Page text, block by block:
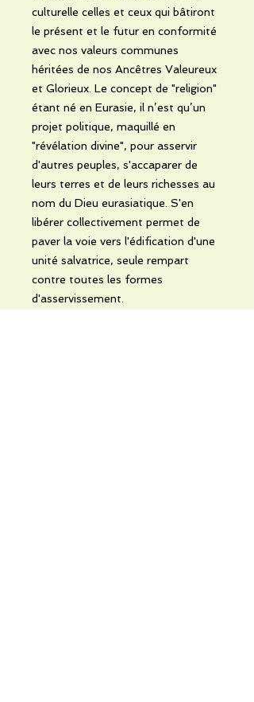
culturelle celles et ceux qui bâtiront
le présent et le futur en conformité
avec nos valeurs communes
héritées de nos Ancêtres Valeureux
et Glorieux. Le concept de "religion"
étant né en Eurasie, il n’est qu’un
projet politique, maquillé en
"révélation divine", pour asservir
d'autres peuples, s'accaparer de
leurs terres et de leurs richesses au
nom du Dieu eurasiatique. S'en
libérer collectivement permet de
paver la voie vers l'édification d'une
unité salvatrice, seule rempart
contre toutes les formes
d'asservissement.